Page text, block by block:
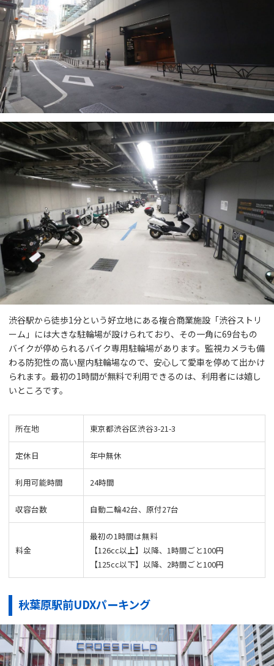
渋谷駅から徒歩1分という好立地にある複合商業施設「渋谷ストリ
ーム」には大きな駐輪場が設けられており、その一角に69台もの
バイクが停められるバイク専用駐輪場があります。監視カメラも備
わる防犯性の高い屋内駐輪場なので、安心して愛車を停めて出かけ
られます。最初の1時間が無料で利用できるのは、利用者には嬉し
いところです。
所在地 東京都渋谷区渋谷3-21-3
定休日 年中無休
利用可能時間 24時間
収容台数 自動二輪42台、原付27台
料金
最初の1時間は無料
【126cc以上】以降、1時間ごと100円
【125cc以下】以降、2時間ごと100円
秋葉原駅前UDXパーキング